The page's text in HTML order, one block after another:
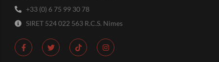
+33 (0) 6 75 99 30 78
SIRET 524 022 563 R.C.S. Nimes